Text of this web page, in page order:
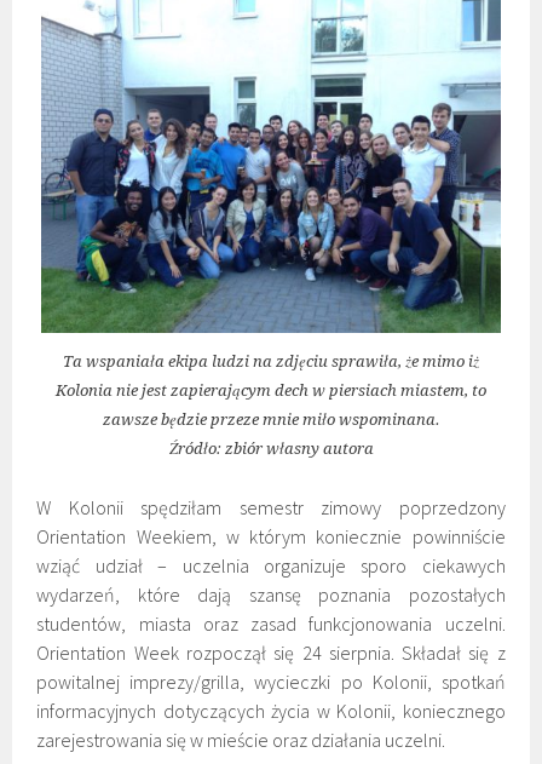
Ta wspaniała ekipa ludzi na zdjęciu sprawiła, że mimo iż
Kolonia nie jest zapierającym dech w piersiach miastem, to
zawsze będzie przeze mnie miło wspominana.
Źródło: zbiór własny autora
W Kolonii spędziłam semestr zimowy poprzedzony
Orientation Weekiem, w którym koniecznie powinniście
wziąć udział – uczelnia organizuje sporo ciekawych
wydarzeń, które dają szansę poznania pozostałych
studentów, miasta oraz zasad funkcjonowania uczelni.
Orientation Week rozpoczął się 24 sierpnia. Składał się z
powitalnej imprezy/grilla, wycieczki po Kolonii, spotkań
informacyjnych dotyczących życia w Kolonii, koniecznego
zarejestrowania się w mieście oraz działania uczelni.